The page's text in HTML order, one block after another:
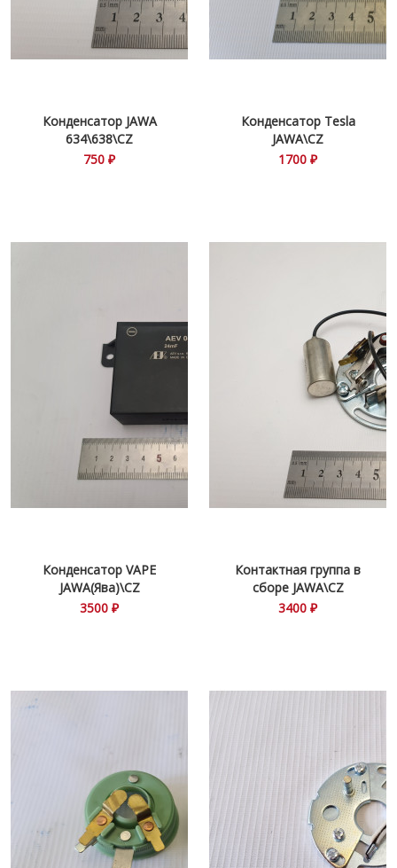
Конденсатор JAWA
634\638\CZ
750 ₽
Конденсатор Tesla
JAWA\CZ
1700 ₽
Конденсатор VAPE
JAWA(Ява)\CZ
3500 ₽
Контактная группа в
сборе JAWA\CZ
3400 ₽